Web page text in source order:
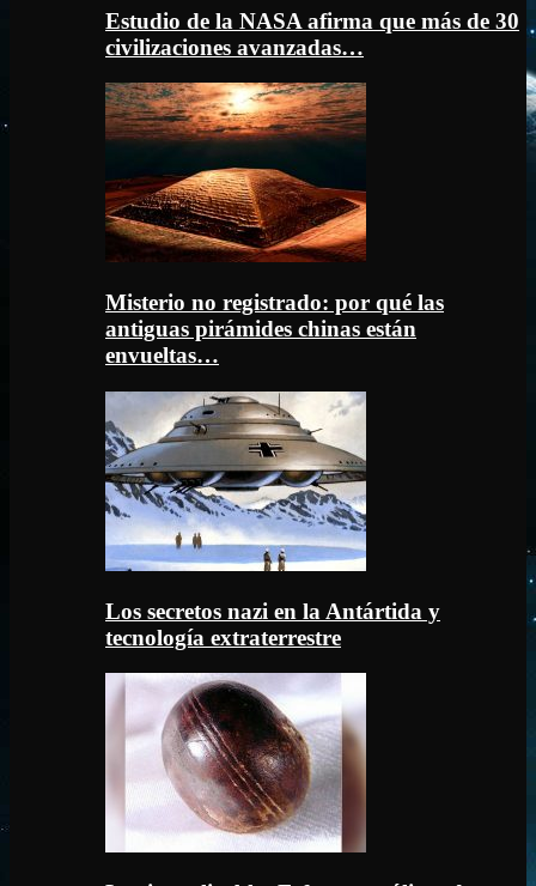
Estudio de la NASA afirma que más de 30
civilizaciones avanzadas…
Misterio no registrado: por qué las
antiguas pirámides chinas están
envueltas…
Los secretos nazi en la Antártida y
tecnología extraterrestre